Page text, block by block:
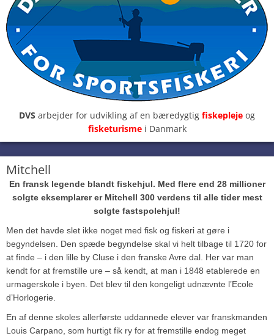
DVS arbejder for udvikling af en bæredygtig fiskepleje og
fisketurisme i Danmark
Mitchell
En fransk legende blandt fiskehjul. Med flere end 28 millioner
solgte eksemplarer er Mitchell 300 verdens til alle tider mest
solgte fastspolehjul!
Men det havde slet ikke noget med fisk og fiskeri at gøre i
begyndelsen. Den spæde begyndelse skal vi helt tilbage til 1720 for
at finde – i den lille by Cluse i den franske Avre dal. Her var man
kendt for at fremstille ure – så kendt, at man i 1848 etablerede en
urmagerskole i byen. Det blev til den kongeligt udnævnte l’Ecole
d’Horlogerie.
En af denne skoles allerførste uddannede elever var franskmanden
Louis Carpano, som hurtigt fik ry for at fremstille endog meget